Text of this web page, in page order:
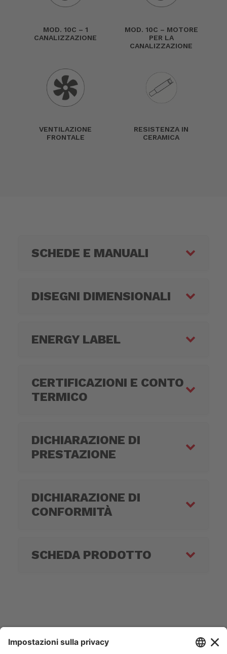
MOD. 10C – 1
CANALIZZAZIONE
MOD. 10C – MOTORE
PER LA
CANALIZZAZIONE
VENTILAZIONE
FRONTALE
RESISTENZA IN
CERAMICA
SCHEDE E MANUALI
DISEGNI DIMENSIONALI
ENERGY LABEL
CERTIFICAZIONI E CONTO
TERMICO
DICHIARAZIONE DI
PRESTAZIONE
DICHIARAZIONE DI
CONFORMITÀ
SCHEDA PRODOTTO